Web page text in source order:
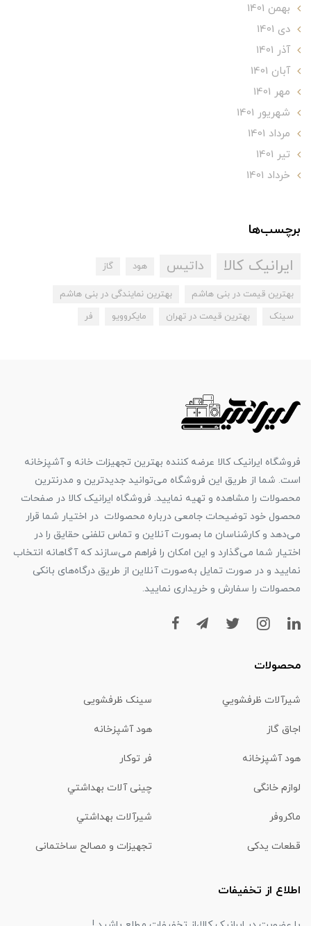
بهمن 1401
دی 1401
آذر 1401
آبان 1401
مهر 1401
شهریور 1401
مرداد 1401
تير 1401
خرداد 1401
برچسب‌ها
ایرانیک کالا داتیس هود گاز
بهترین قیمت در بنی هاشم
بهترین نمایندگی در بنی هاشم
سینک
بهترین قیمت در تهران مایکروویو فر
فروشگاه ایرانیک کالا عرضه کننده بهترین تجهیزات خانه و آشپزخانه
است. شما از طریق این فروشگاه می‌توانید جدیدترین و مدرنترین
محصولات را مشاهده و تهیه نمایید. فروشگاه ایرانیک کالا در صفحات
محصول خود توضیحات جامعی درباره محصولات در اختیار شما قرار
می‌دهد و کارشناسان ما بصورت آنلاین و تماس تلفنی حقایق را در
اختیار شما می‌گذارد و این امکان را فراهم می‌سازند که آگاهانه انتخاب
نمایید و در صورت تمایل به‌صورت آنلاین از طریق درگاه‌های بانکی
محصولات را سفارش و خریداری نمایید.
محصولات
شیرآلات ظرفشويي سینک ظرفشویی
اجاق گاز هود آشپزخانه
هود آشپزخانه فر توکار
لوازم خانگی چینی آلات بهداشتي
ماكروفر شیرآلات بهداشتي
قطعات یدکی تجهیزات و مصالح ساختمانی
اطلاع از تخفیفات